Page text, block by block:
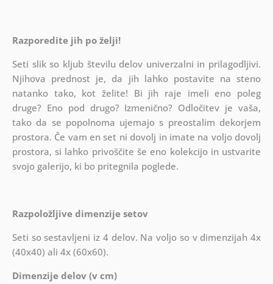
Razporedite jih po želji!
Seti slik so kljub številu delov univerzalni in prilagodljivi.
Njihova prednost je, da jih lahko postavite na steno
natanko tako, kot želite! Bi jih raje imeli eno poleg
druge? Eno pod drugo? Izmenično? Odločitev je vaša,
tako da se popolnoma ujemajo s preostalim dekorjem
prostora. Če vam en set ni dovolj in imate na voljo dovolj
prostora, si lahko privoščite še eno kolekcijo in ustvarite
svojo galerijo, ki bo pritegnila poglede.
Razpoložljive dimenzije setov
Seti so sestavljeni iz 4 delov. Na voljo so v dimenzijah 4x
(40x40) ali 4x (60x60).
Dimenzije delov (v cm)